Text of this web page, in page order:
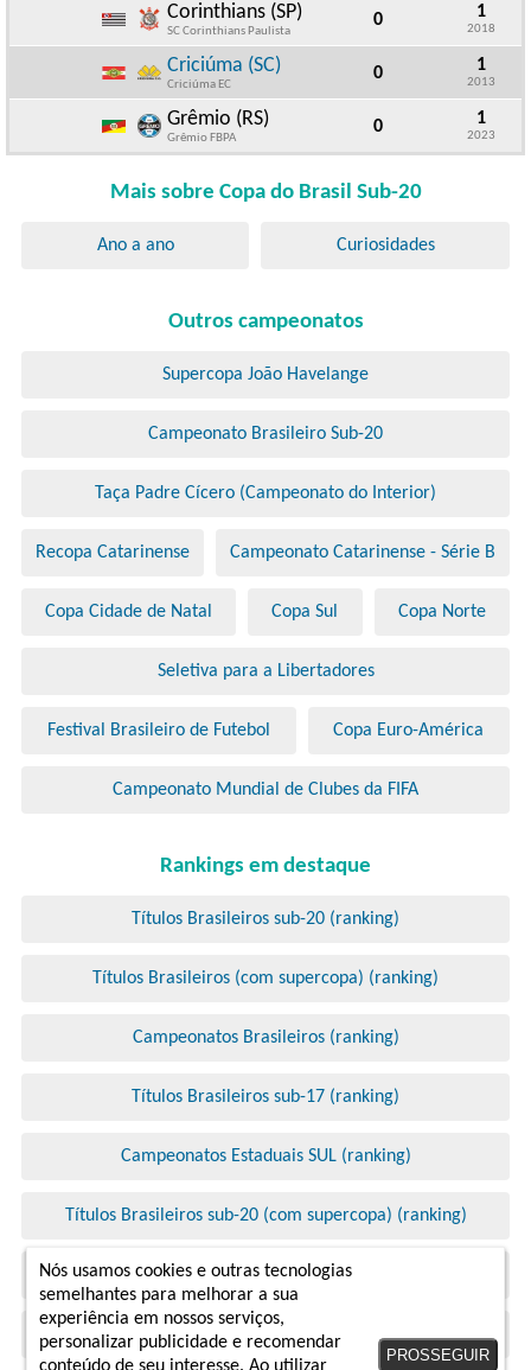
Corinthians (SP)
SC Corinthians Paulista
0 1
2018
Criciúma (SC)
Criciúma EC
0 1
2013
Grêmio (RS)
Grêmio FBPA
0 1
2023
Mais sobre Copa do Brasil Sub-20
Ano a ano Curiosidades
Outros campeonatos
Supercopa João Havelange
Campeonato Brasileiro Sub-20
Taça Padre Cícero (Campeonato do Interior)
Recopa Catarinense Campeonato Catarinense - Série B
Copa Cidade de Natal Copa Sul Copa Norte
Seletiva para a Libertadores
Festival Brasileiro de Futebol Copa Euro-América
Campeonato Mundial de Clubes da FIFA
Rankings em destaque
Títulos Brasileiros sub-20 (ranking)
Títulos Brasileiros (com supercopa) (ranking)
Campeonatos Brasileiros (ranking)
Títulos Brasileiros sub-17 (ranking)
Campeonatos Estaduais SUL (ranking)
Títulos Brasileiros sub-20 (com supercopa) (ranking)
Títulos Brasileiros sub-17 (com supercopa) (ranking)
Títulos Brasileiros (ranking)
Nós usamos cookies e outras tecnologias
semelhantes para melhorar a sua
experiência em nossos serviços,
personalizar publicidade e recomendar
PROSSEGUIR